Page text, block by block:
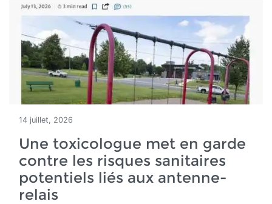
14 juillet, 2026
Une toxicologue met en garde
contre les risques sanitaires
potentiels liés aux antenne-
relais